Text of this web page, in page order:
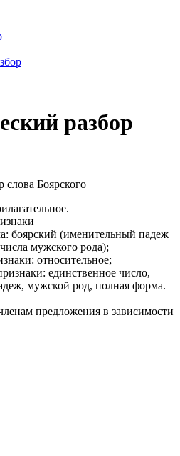
разбор
боярский (именительный падеж
мужского рода);
относительное;
единственное число,
мужской род, полная форма.
предложения в зависимости